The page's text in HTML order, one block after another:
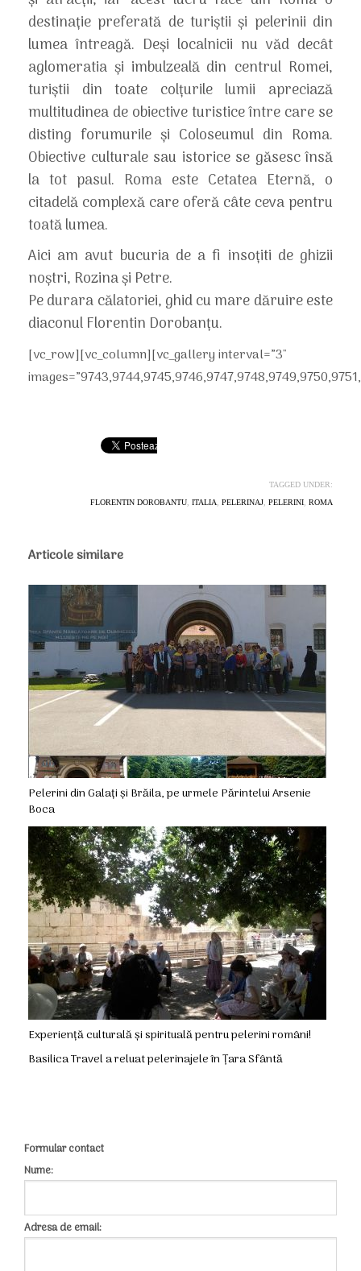
destinație preferată de turiștii și pelerinii din
lumea întreagă. Deși localnicii nu văd decât
aglomeratia și imbulzeală din centrul Romei,
turiștii din toate colțurile lumii apreciază
multitudinea de obiective turistice între care se
disting forumurile și Coloseumul din Roma.
Obiective culturale sau istorice se găsesc însă
la tot pasul. Roma este Cetatea Eternă, o
citadelă complexă care oferă câte ceva pentru
toată lumea.
Aici am avut bucuria de a fi insoțiti de ghizii
noștri, Rozina și Petre.
Pe durara călatoriei, ghid cu mare dăruire este
diaconul Florentin Dorobanțu.
[vc_row][vc_column][vc_gallery interval=”3″
TAGGED UNDER:
FLORENTIN DOROBANTU, ITALIA, PELERINAJ, PELERINI, ROMA
Articole similare
Pelerini din Galați și Brăila, pe urmele Părintelui Arsenie
Boca
Experiență culturală și spirituală pentru pelerini români!
Basilica Travel a reluat pelerinajele în Țara Sfântă
Formular contact
Nume:
Adresa de email: